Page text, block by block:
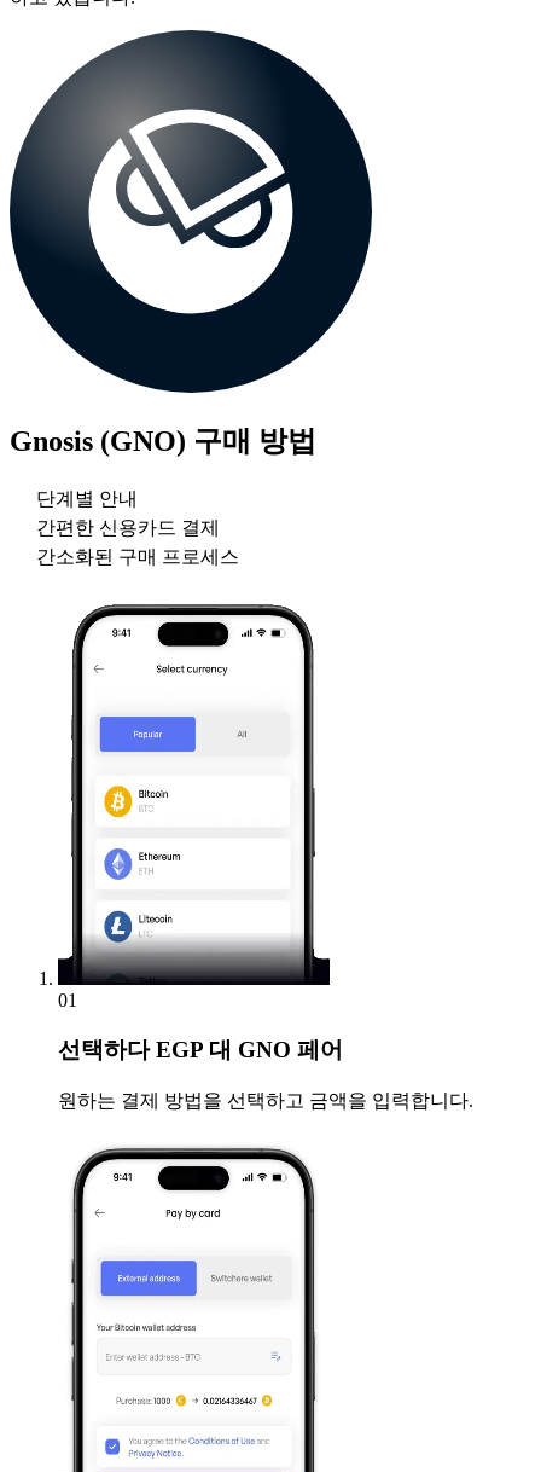
Gnosis (GNO) 구매 방법
단계별 안내
간편한 신용카드 결제
간소화된 구매 프로세스
01
선택하다EGP 대 GNO 페어
원하는 결제 방법을 선택하고 금액을 입력합니다.